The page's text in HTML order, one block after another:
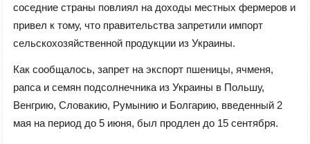
соседние страны повлиял на доходы местных фермеров и
привел к тому, что правительства запретили импорт
сельскохозяйственной продукции из Украины.
Как сообщалось, запрет на экспорт пшеницы, ячменя,
рапса и семян подсолнечника из Украины в Польшу,
Венгрию, Словакию, Румынию и Болгарию, введенный 2
мая на период до 5 июня, был продлен до 15 сентября.